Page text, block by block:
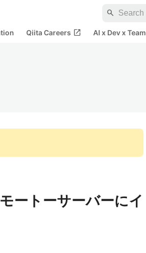
search
Qiita Careers open_in_new AI x Dev x Team
ートーサーバーにイ